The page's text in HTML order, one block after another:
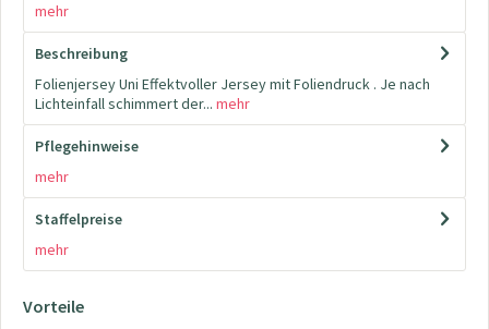
mehr
Beschreibung
Folienjersey Uni Effektvoller Jersey mit Foliendruck . Je nach
Lichteinfall schimmert der... mehr
Pflegehinweise
mehr
Staffelpreise
mehr
Vorteile